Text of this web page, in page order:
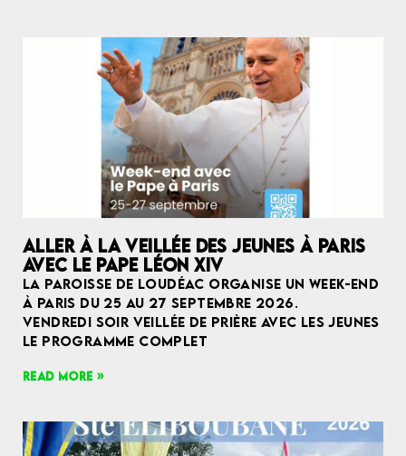
ALLER À LA VEILLÉE DES JEUNES À PARIS
AVEC LE PAPE LÉON XIV
LA PAROISSE DE LOUDÉAC ORGANISE UN WEEK-END
À PARIS DU 25 AU 27 SEPTEMBRE 2026.
VENDREDI SOIR VEILLÉE DE PRIÈRE AVEC LES JEUNES
LE PROGRAMME COMPLET
READ MORE »